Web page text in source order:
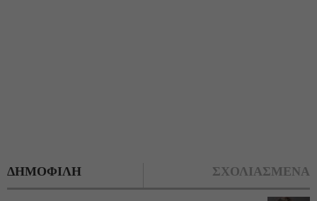
ΔΗΜΟΦΙΛΗ ΣΧΟΛΙΑΣΜΕΝΑ